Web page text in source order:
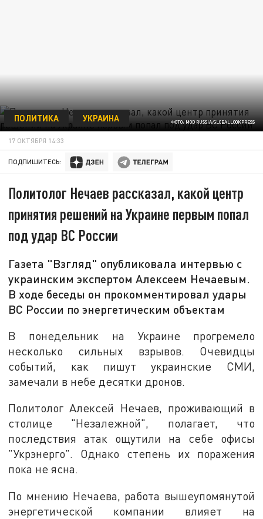
ФОТО: MOD RUSSIA/GLOBALLOOKPRESS
ПОЛИТИКА УКРАИНА
17 ОКТЯБРЯ 14:33
ПОДПИШИТЕСЬ:
Политолог Нечаев рассказал, какой центр
принятия решений на Украине первым попал
под удар ВС России
Газета "Взгляд" опубликовала интервью с
украинским экспертом Алексеем Нечаевым.
В ходе беседы он прокомментировал удары
ВС России по энергетическим объектам
В понедельник на Украине прогремело
несколько сильных взрывов. Очевидцы
событий, как пишут украинские СМИ,
замечали в небе десятки дронов.
Политолог Алексей Нечаев, проживающий в
столице "Незалежной", полагает, что
последствия атак ощутили на себе офисы
"Укрэнерго". Однако степень их поражения
пока не ясна.
По мнению Нечаева, работа вышеупомянутой
энергетической компании влияет на